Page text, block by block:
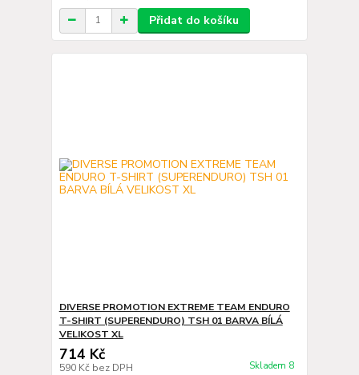
Přidat do košíku
DIVERSE PROMOTION EXTREME TEAM ENDURO
T-SHIRT (SUPERENDURO) TSH 01 BARVA BÍLÁ
VELIKOST XL
714 Kč
590 Kč bez DPH Skladem 8